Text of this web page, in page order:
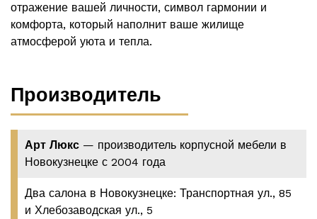
отражение вашей личности, символ гармонии и
комфорта, который наполнит ваше жилище
атмосферой уюта и тепла.
Производитель
Арт Люкс — производитель корпусной мебели в
Новокузнецке с 2004 года
Два салона в Новокузнецке: Транспортная ул., 85
и Хлебозаводская ул., 5